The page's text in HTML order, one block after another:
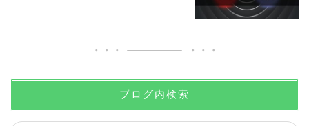
ブログ内検索